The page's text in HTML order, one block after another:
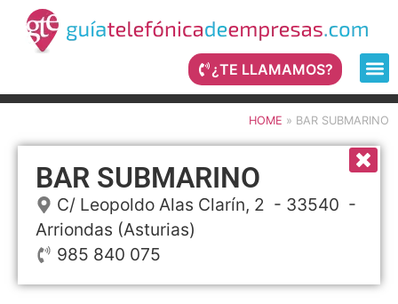
¿TE LLAMAMOS?
HOME » BAR SUBMARINO
BAR SUBMARINO
C/ Leopoldo Alas Clarín, 2 - 33540 -
Arriondas (Asturias)
985 840 075